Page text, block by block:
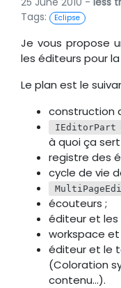
Tags:
Eclipse
Je vous propose
les éditeurs pour
Le plan est le
construction
IEditorPart
à quoi ça sert
registre des
cycle de vie
écouteurs ;
éditeur et les
workspace et
éditeur et le
(Coloration
contenu…).